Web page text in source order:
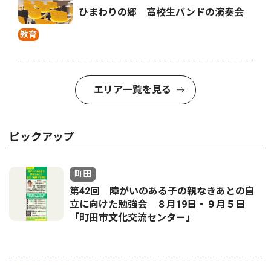
教育
ひまわりの郷 高校生バンドの演奏会
エリア一覧を見る
ピックアップ
町田
第42回 障がいのある子の親なきあとの自
立に向けた勉強会 ８月19日・９月５日
「町田市文化交流センター」